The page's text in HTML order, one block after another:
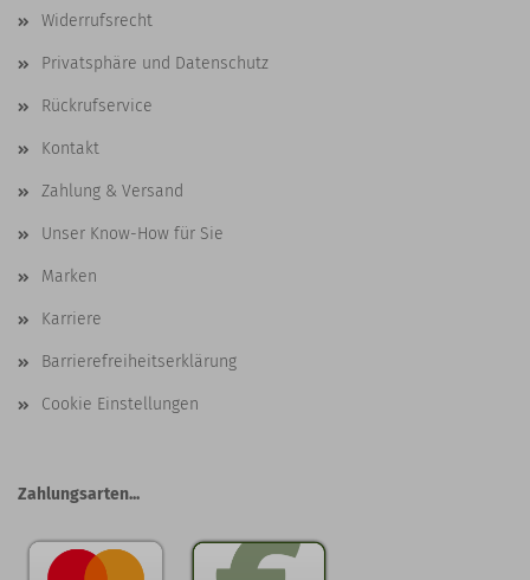
Widerrufsrecht
Privatsphäre und Datenschutz
Rückrufservice
Kontakt
Zahlung & Versand
Unser Know-How für Sie
Marken
Karriere
Barrierefreiheitserklärung
Cookie Einstellungen
Zahlungsarten...